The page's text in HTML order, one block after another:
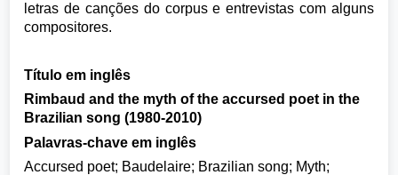
letras de canções do corpus e entrevistas com alguns
compositores.
Título em inglês
Rimbaud and the myth of the accursed poet in the
Brazilian song (1980-2010)
Palavras-chave em inglês
Accursed poet; Baudelaire; Brazilian song; Myth;